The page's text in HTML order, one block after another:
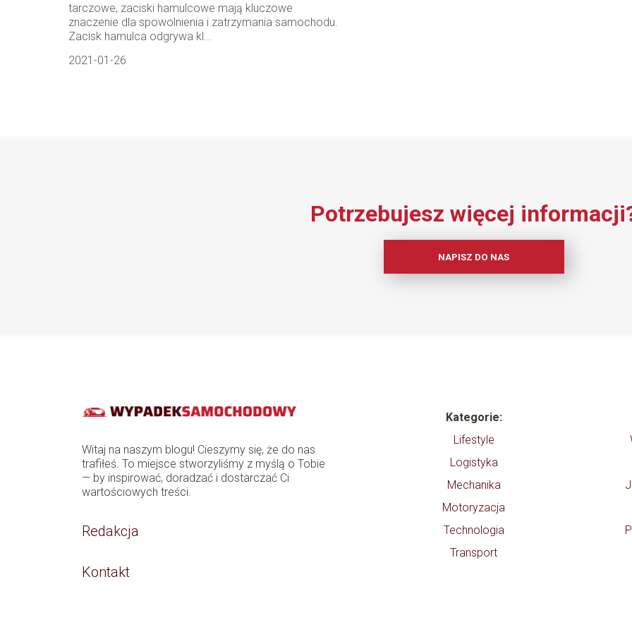
tarczowe, zaciski hamulcowe mają kluczowe
znaczenie dla spowolnienia i zatrzymania samochodu.
Zacisk hamulca odgrywa kl...
2021-01-26
Potrzebujesz więcej
NAPISZ DO NAS
Witaj na naszym blogu! Cieszymy się, że do nas
trafiłeś. To miejsce stworzyliśmy z myślą o Tobie
— by inspirować, doradzać i dostarczać Ci
wartościowych treści.
Redakcja
Kontakt
Kategorie:
Lifestyle
Logistyka
Mechanika
Motoryzacja
Technologia
Transport